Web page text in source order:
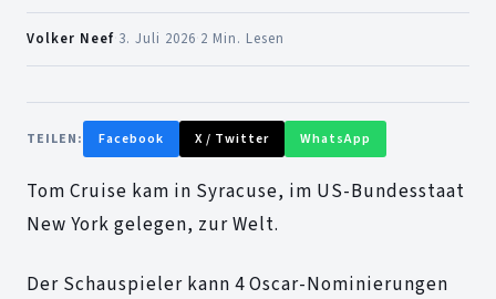
Volker Neef 3. Juli 2026 2 Min. Lesen
TEILEN: Facebook X / Twitter WhatsApp
Tom Cruise kam in Syracuse, im US-Bundesstaat
New York gelegen, zur Welt.
Der Schauspieler kann 4 Oscar-Nominierungen